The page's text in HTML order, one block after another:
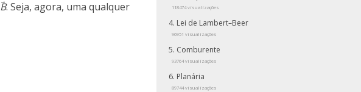
B. Seja, agora, uma qualquer
118474 visualizações
Lei de Lambert–Beer
96951 visualizações
Comburente
93764 visualizações
Planária
89744 visualizações